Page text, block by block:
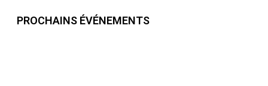
PROCHAINS ÉVÉNEMENTS